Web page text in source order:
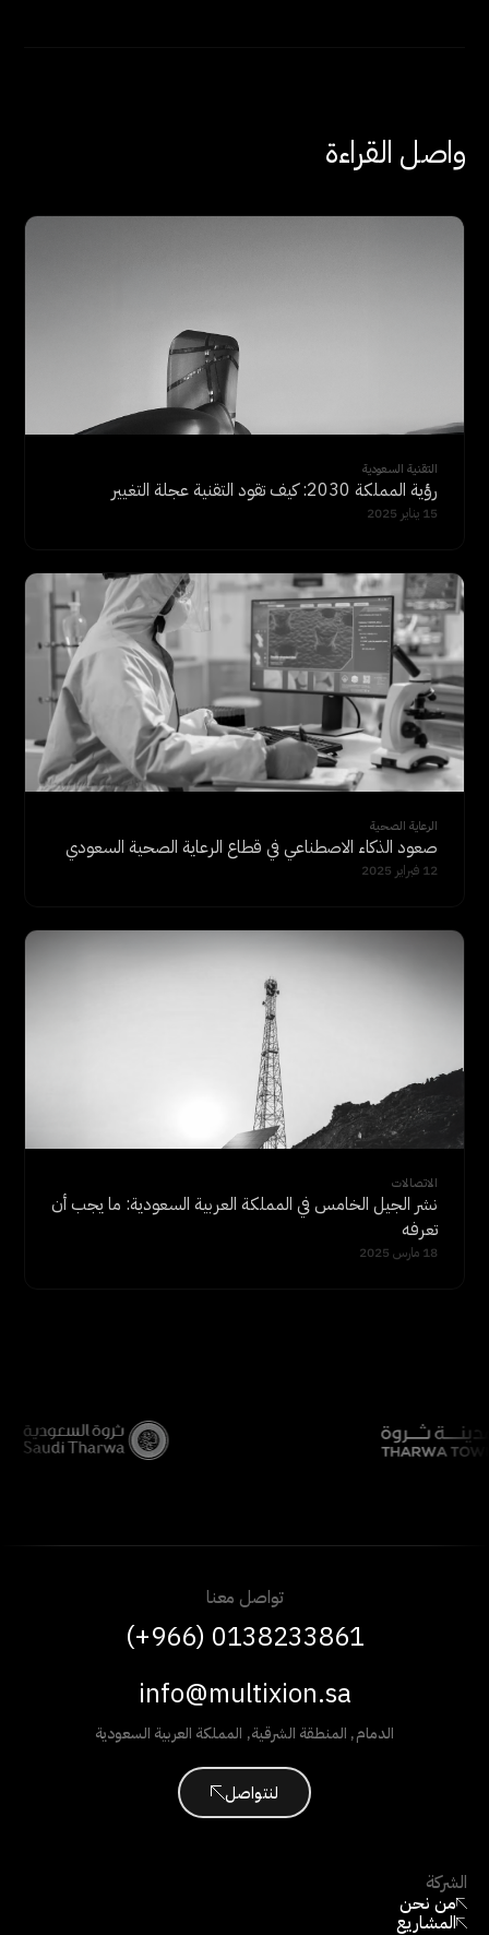
واصل القراءة
التقنية السعودية
رؤية المملكة 2030: كيف تقود التقنية عجلة التغيير
15 يناير 2025
الرعاية الصحية
صعود الذكاء الاصطناعي في قطاع الرعاية الصحية السعودي
12 فبراير 2025
الاتصالات
نشر الجيل الخامس في المملكة العربية السعودية: ما يجب أن
تعرفه
18 مارس 2025
الشركة
من نحن
المشاريع
تواصل معنا
(+966) 0138233861
info@multixion.sa
الدمام, المنطقة الشرقية, المملكة العربية السعودية
لنتواصل